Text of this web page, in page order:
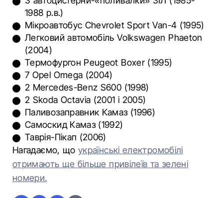
1988 р.в.)
Мікроавтобус Chevrolet Sport Van-4 (1995)
Легковий автомобіль Volkswagen Phaeton
(2004)
Термофургон Peugeot Boxer (1995)
7 Opel Omega (2004)
2 Меrcedes-Веnz S600 (1998)
2 Skoda Oсtavia (2001 і 2005)
Паливозаправник Камаз (1996)
Самоскид Камаз (1992)
Таврія-Пікап (2006)
Нагадаємо, щоукраїнські електромобілі
отримають ще більше привілеїв та зелені
номери.